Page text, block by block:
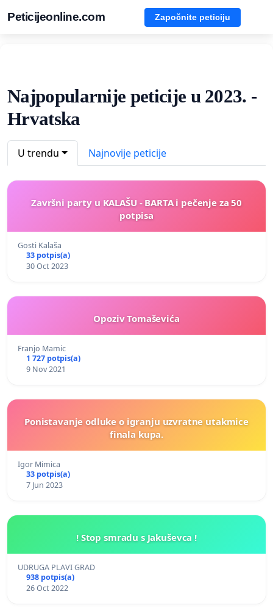
Peticijeonline.com Započnite peticiju
Najpopularnije peticije u 2023. -
Hrvatska
U trendu Najnovije peticije
Završni party u KALAŠU - BARTA i pečenje za 50
potpisa
Gosti Kalaša
33 potpis(a)
30 Oct 2023
Opoziv Tomaševića
Franjo Mamic
1 727 potpis(a)
9 Nov 2021
Ponistavanje odluke o igranju uzvratne utakmice
finala kupa.
Igor Mimica
33 potpis(a)
7 Jun 2023
! Stop smradu s Jakuševca !
UDRUGA PLAVI GRAD
938 potpis(a)
26 Oct 2022